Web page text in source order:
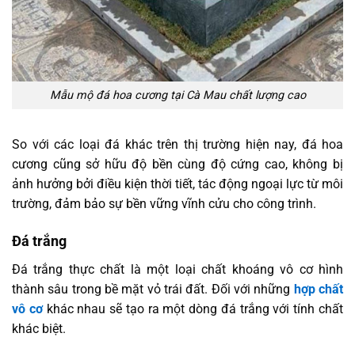
Mẫu mộ đá hoa cương tại Cà Mau chất lượng cao
So với các loại đá khác trên thị trường hiện nay, đá hoa
cương cũng sở hữu độ bền cùng độ cứng cao, không bị
ảnh hưởng bởi điều kiện thời tiết, tác động ngoại lực từ môi
trường, đảm bảo sự bền vững vĩnh cửu cho công trình.
Đá trắng
Đá trắng thực chất là một loại chất khoáng vô cơ hình
thành sâu trong bề mặt vỏ trái đất. Đối với những hợp chất
vô cơkhác nhau sẽ tạo ra một dòng đá trắng với tính chất
khác biệt.